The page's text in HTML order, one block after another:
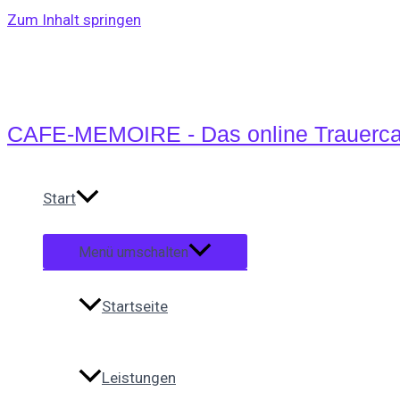
Zum Inhalt springen
CAFE-MEMOIRE - Das online
Start
Menü umschalten
Startseite
Leistungen